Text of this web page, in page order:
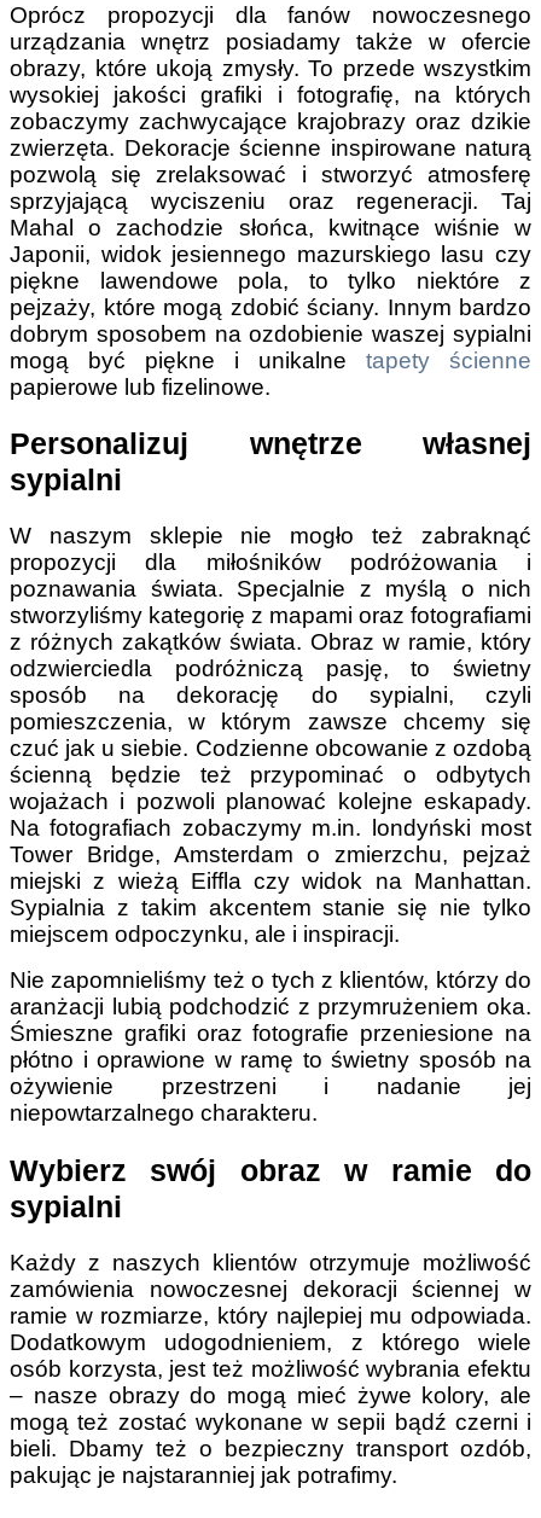
Oprócz propozycji dla fanów nowoczesnego
urządzania wnętrz posiadamy także w ofercie
obrazy, które ukoją zmysły. To przede wszystkim
wysokiej jakości grafiki i fotografię, na których
zobaczymy zachwycające krajobrazy oraz dzikie
zwierzęta. Dekoracje ścienne inspirowane naturą
pozwolą się zrelaksować i stworzyć atmosferę
sprzyjającą wyciszeniu oraz regeneracji. Taj
Mahal o zachodzie słońca, kwitnące wiśnie w
Japonii, widok jesiennego mazurskiego lasu czy
piękne lawendowe pola, to tylko niektóre z
pejzaży, które mogą zdobić ściany. Innym bardzo
dobrym sposobem na ozdobienie waszej sypialni
mogą być piękne i unikalne tapety ścienne
papierowe lub fizelinowe.
Personalizuj wnętrze własnej
sypialni
W naszym sklepie nie mogło też zabraknąć
propozycji dla miłośników podróżowania i
poznawania świata. Specjalnie z myślą o nich
stworzyliśmy kategorię z mapami oraz fotografiami
z różnych zakątków świata. Obraz w ramie, który
odzwierciedla podróżniczą pasję, to świetny
sposób na dekorację do sypialni, czyli
pomieszczenia, w którym zawsze chcemy się
czuć jak u siebie. Codzienne obcowanie z ozdobą
ścienną będzie też przypominać o odbytych
wojażach i pozwoli planować kolejne eskapady.
Na fotografiach zobaczymy m.in. londyński most
Tower Bridge, Amsterdam o zmierzchu, pejzaż
miejski z wieżą Eiffla czy widok na Manhattan.
Sypialnia z takim akcentem stanie się nie tylko
miejscem odpoczynku, ale i inspiracji.
Nie zapomnieliśmy też o tych z klientów, którzy do
aranżacji lubią podchodzić z przymrużeniem oka.
Śmieszne grafiki oraz fotografie przeniesione na
płótno i oprawione w ramę to świetny sposób na
ożywienie przestrzeni i nadanie jej
niepowtarzalnego charakteru.
Wybierz swój obraz w ramie do
sypialni
Każdy z naszych klientów otrzymuje możliwość
zamówienia nowoczesnej dekoracji ściennej w
ramie w rozmiarze, który najlepiej mu odpowiada.
Dodatkowym udogodnieniem, z którego wiele
osób korzysta, jest też możliwość wybrania efektu
– nasze obrazy do mogą mieć żywe kolory, ale
mogą też zostać wykonane w sepii bądź czerni i
bieli. Dbamy też o bezpieczny transport ozdób,
pakując je najstaranniej jak potrafimy.